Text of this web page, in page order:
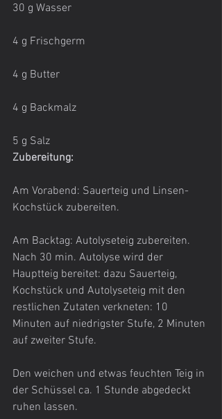
30 g Wasser
4 g Frischgerm
4 g Butter
4 g Backmalz
5 g Salz
Zubereitung:
Am Vorabend: Sauerteig und Linsen-
Kochstück zubereiten.
Am Backtag: Autolyseteig zubereiten.
Nach 30 min. Autolyse wird der
Hauptteig bereitet: dazu Sauerteig,
Kochstück und Autolyseteig mit den
restlichen Zutaten verkneten: 10
Minuten auf niedrigster Stufe, 2 Minuten
auf zweiter Stufe.
Den weichen und etwas feuchten Teig in
der Schüssel ca. 1 Stunde abgedeckt
ruhen lassen.